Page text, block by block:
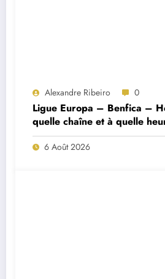
Alexandre Ribeiro 0
Ligue Europa – Benfica –
quelle chaîne et à quelle
match ?
6 Août 2026